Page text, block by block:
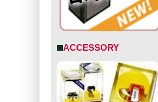
ACCESSORY